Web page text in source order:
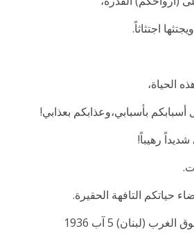
اجتثاثاً.
الحياة،
بأسبابي،وعذابكم بعذابي!
رهيباً!
حياتكم التافهة الحقيرة.
5 آب 1936